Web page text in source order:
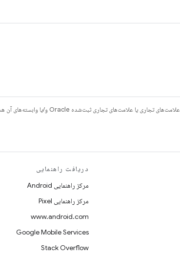
دریافت راهنمایی
مرکز راهنمایی Android
مرکز راهنمایی Pixel
www.android.com
Google Mobile Services
Stack Overflow